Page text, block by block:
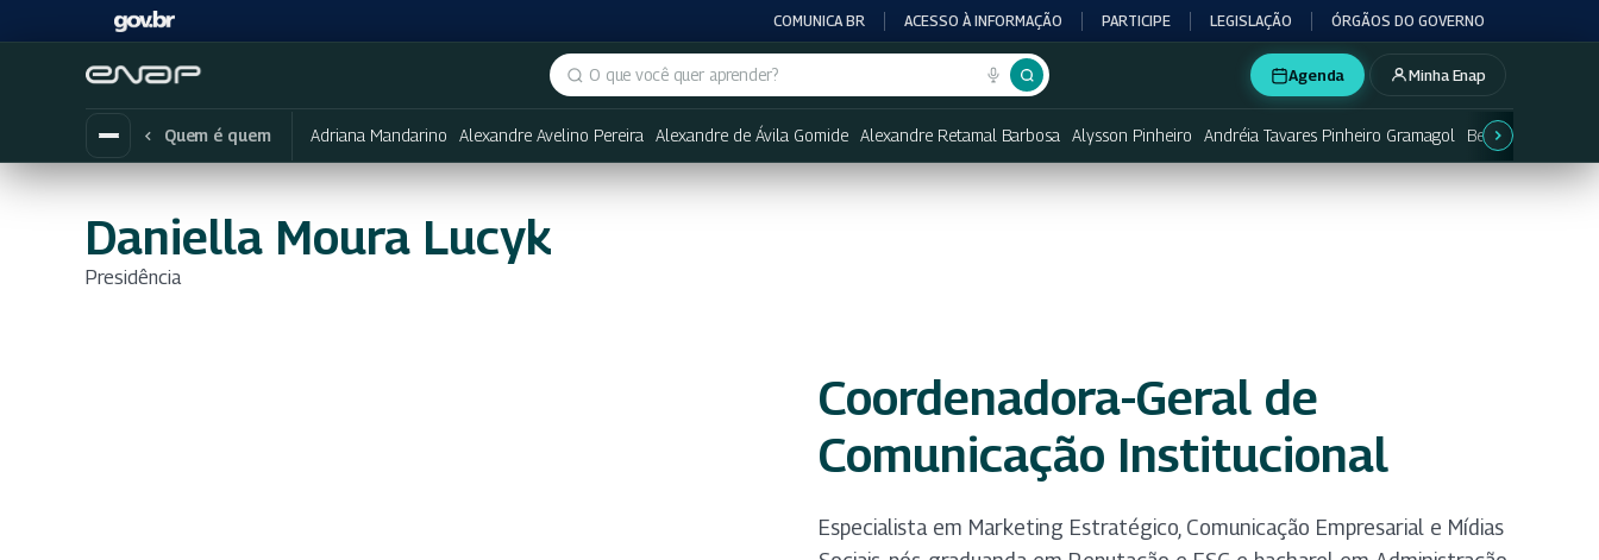
COMUNICA BR ACESSO À INFORMAÇÃO PARTICIPE LEGISLAÇÃO ÓRGÃOS DO GOVERNO
Buscar no portal
Agenda Minha Enap
Quem é quem Adriana Mandarino Alexandre Avelino Pereira Alexandre de Ávila Gomide Alexandre Retamal Barbosa Alysson Pinheiro Andréia Tavares Pinheiro Gramagol Betânia Lemos
Daniella Moura Lucyk
Presidência
Coordenadora-Geral de
Comunicação Institucional
Especialista em Marketing Estratégico, Comunicação Empresarial e Mídias